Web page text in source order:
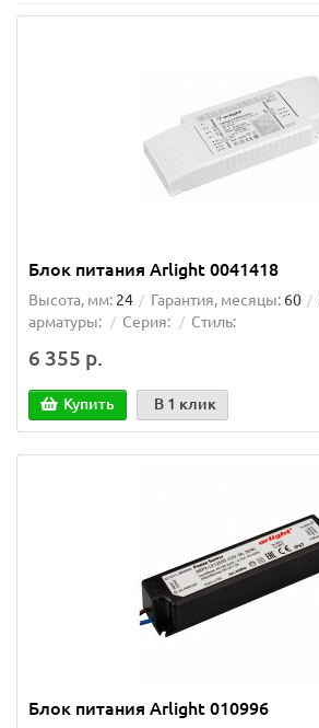
Блок питания Arlight 0041418
Высота, мм: 24 Гарантия, месяцы: 60
арматуры:
Серия: Стиль:
6 355 р.
Купить В 1 клик
Блок питания Arlight 010996